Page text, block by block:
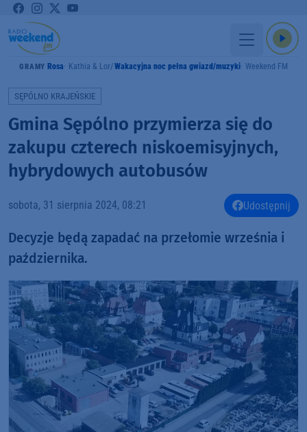
GRAMY Rosa Kathia & Lor Wakacyjna noc pełna gwiazd/muzyki Weekend FM
SĘPÓLNO KRAJEŃSKIE
Gmina Sępólno przymierza się do
zakupu czterech niskoemisyjnych,
hybrydowych autobusów
sobota, 31 sierpnia 2024, 08:21 Udostępnij
Decyzje będą zapadać na przełomie września i
października.